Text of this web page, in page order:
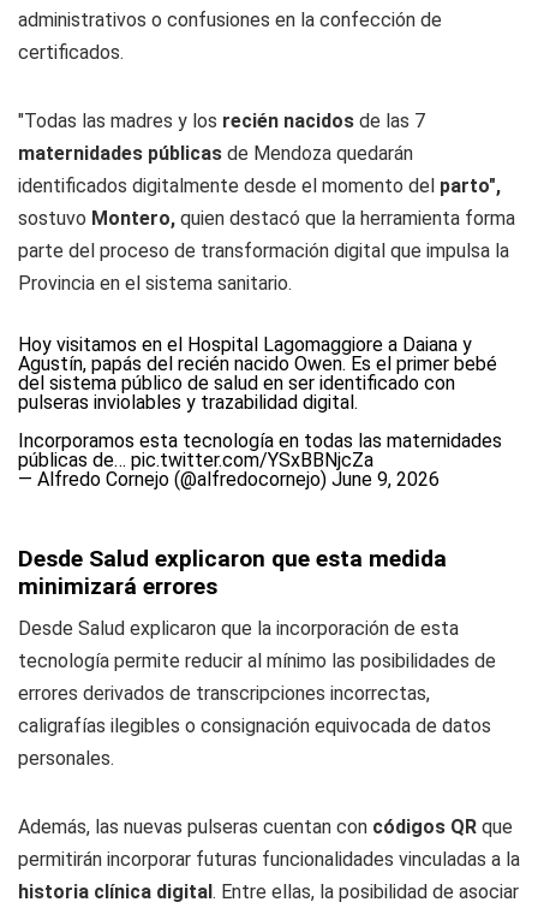
administrativos o confusiones en la confección de
certificados.
"Todas las madres y los recién nacidos de las 7
maternidades públicas de Mendoza quedarán
identificados digitalmente desde el momento del parto",
sostuvo Montero, quien destacó que la herramienta forma
parte del proceso de transformación digital que impulsa la
Provincia en el sistema sanitario.
Hoy visitamos en el Hospital Lagomaggiore a Daiana y
Agustín, papás del recién nacido Owen. Es el primer bebé
del sistema público de salud en ser identificado con
pulseras inviolables y trazabilidad digital.
Incorporamos esta tecnología en todas las maternidades
públicas de… pic.twitter.com/YSxBBNjcZa
— Alfredo Cornejo (@alfredocornejo) June 9, 2026
Desde Salud explicaron que esta medida
minimizará errores
Desde Salud explicaron que la incorporación de esta
tecnología permite reducir al mínimo las posibilidades de
errores derivados de transcripciones incorrectas,
caligrafías ilegibles o consignación equivocada de datos
personales.
Además, las nuevas pulseras cuentan con códigos QR que
permitirán incorporar futuras funcionalidades vinculadas a la
historia clínica digital. Entre ellas, la posibilidad de asociar